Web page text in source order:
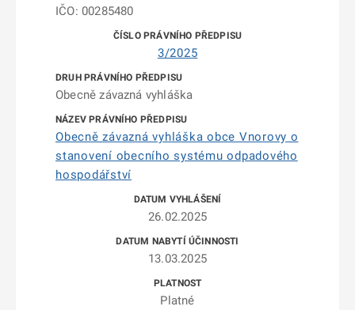
IČO: 00285480
3/2025
Obecně závazná vyhláška
Obecně závazná vyhláška obce Vnorovy o
stanovení obecního systému odpadového
hospodářství
26.02.2025
13.03.2025
Platné